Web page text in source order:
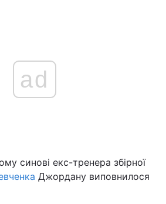
Війна
Політика
ad
синові екс-тренера збірної
Джордану виповнилося